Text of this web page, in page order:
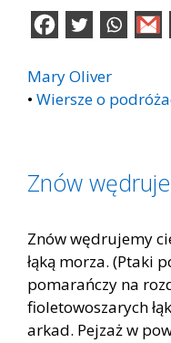
Mary Oliver
• Wiersze o
Znów
Znów wędrujemy
łąką morza. (Ptaki
pomarańczy na
fioletowoszarych
arkad. Pejzaż w